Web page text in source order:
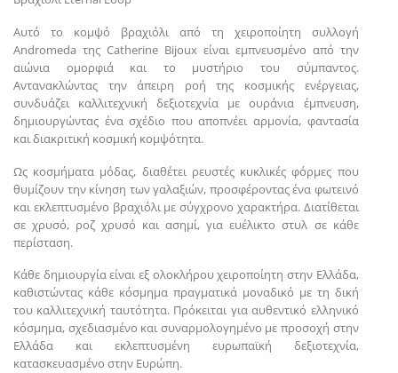
Αυτό το κομψό βραχιόλι από τη χειροποίητη συλλογή
Andromeda της Catherine Bijoux είναι εμπνευσμένο από την
αιώνια ομορφιά και το μυστήριο του σύμπαντος.
Αντανακλώντας την άπειρη ροή της κοσμικής ενέργειας,
συνδυάζει καλλιτεχνική δεξιοτεχνία με ουράνια έμπνευση,
δημιουργώντας ένα σχέδιο που αποπνέει αρμονία, φαντασία
και διακριτική κοσμική κομψότητα.
Ως κοσμήματα μόδας, διαθέτει ρευστές κυκλικές φόρμες που
θυμίζουν την κίνηση των γαλαξιών, προσφέροντας ένα φωτεινό
και εκλεπτυσμένο βραχιόλι με σύγχρονο χαρακτήρα. Διατίθεται
σε χρυσό, ροζ χρυσό και ασημί, για ευέλικτο στυλ σε κάθε
περίσταση.
Κάθε δημιουργία είναι εξ ολοκλήρου χειροποίητη στην Ελλάδα,
καθιστώντας κάθε κόσμημα πραγματικά μοναδικό με τη δική
του καλλιτεχνική ταυτότητα. Πρόκειται για αυθεντικό ελληνικό
κόσμημα, σχεδιασμένο και συναρμολογημένο με προσοχή στην
Ελλάδα και εκλεπτυσμένη ευρωπαϊκή δεξιοτεχνία,
κατασκευασμένο στην Ευρώπη.